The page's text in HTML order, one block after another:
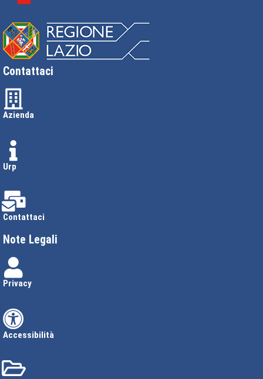
Contattaci
Azienda
Urp
Contattaci
Note Legali
Privacy
Accessibilità